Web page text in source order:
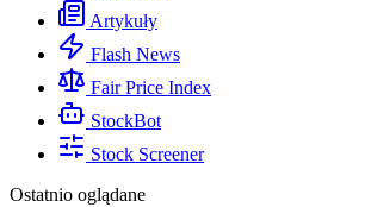
Artykuły
Flash News
Fair Price Index
StockBot
Stock Screener
Ostatnio oglądane